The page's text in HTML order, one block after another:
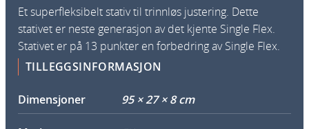
x
a
n
t
l
Et superfleksibelt stativ til trinnløs justering. Dette
stativet er neste generasjon av det kjente Single Flex.
Stativet er på 13 punkter en forbedring av Single Flex.
TILLEGGSINFORMASJON
Dimensjoner 95 × 27 × 8 cm